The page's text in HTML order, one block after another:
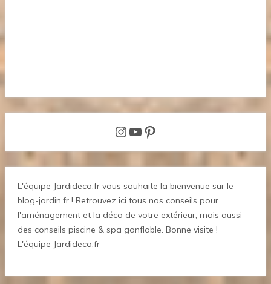
Instagram
YouTube
Pinterest
L'équipe Jardideco.fr vous souhaite la bienvenue sur le
blog-jardin.fr ! Retrouvez ici tous nos conseils pour
l'aménagement et la déco de votre extérieur, mais aussi
des conseils piscine & spa gonflable. Bonne visite !
L'équipe Jardideco.fr